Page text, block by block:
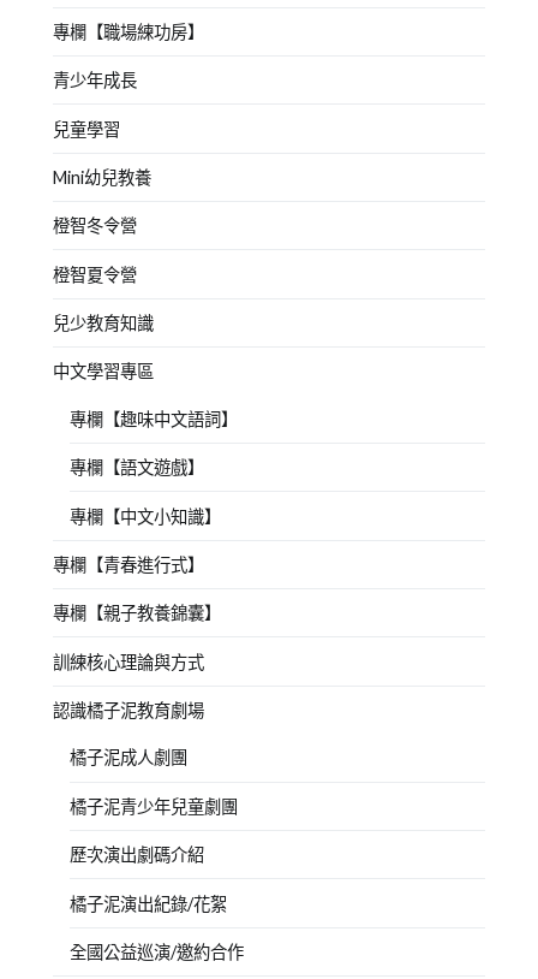
專欄【職場練功房】
青少年成長
兒童學習
Mini幼兒教養
橙智冬令營
橙智夏令營
兒少教育知識
中文學習專區
專欄【趣味中文語詞】
專欄【語文遊戲】
專欄【中文小知識】
專欄【青春進行式】
專欄【親子教養錦囊】
訓練核心理論與方式
認識橘子泥教育劇場
橘子泥成人劇團
橘子泥青少年兒童劇團
歷次演出劇碼介紹
橘子泥演出紀錄/花絮
全國公益巡演/邀約合作